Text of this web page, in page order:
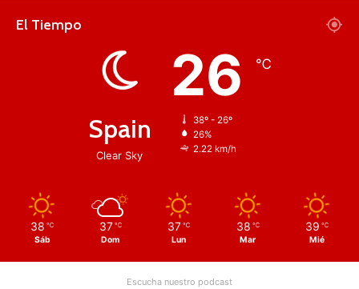
El Tiempo
Spain
Clear Sky
26 ℃
38º - 26º
26%
2.22 km/h
38 ℃
Sáb
37 ℃
Dom
37 ℃
Lun
38 ℃
Mar
39 ℃
Mié
Escucha nuestro podcast